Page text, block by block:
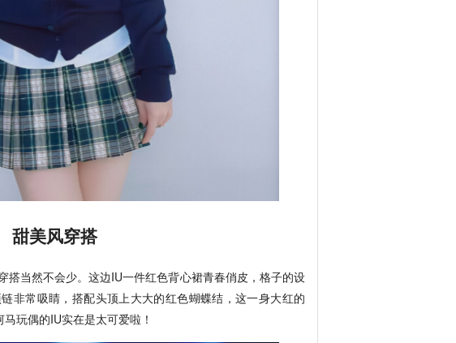
甜美风穿搭
搭当然不会少。这边IU一件红色背心裙青春俏皮，格子的设
非常吸睛，搭配头顶上大大的红色蝴蝶结，这一身大红的
玩偶的IU实在是太可爱啦！